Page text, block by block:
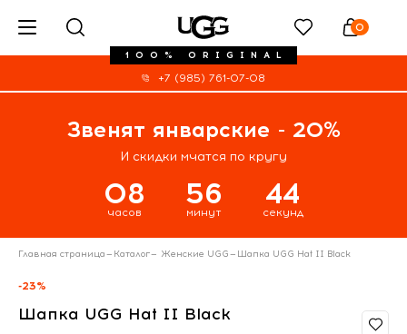
100% ORIGINAL
0
+7 (985) 761-07-08
Звенят январские - 20%
И скидки мчатся по кругу
08
часов
56
минут
43
секунд
Главная страница— Каталог— Женские UGG— Шапка UGG Hat II Black
-23%
Шапка UGG Hat II Black